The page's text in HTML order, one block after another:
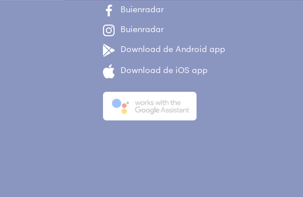
Buienradar
Buienradar
Download de Android app
Download de iOS app